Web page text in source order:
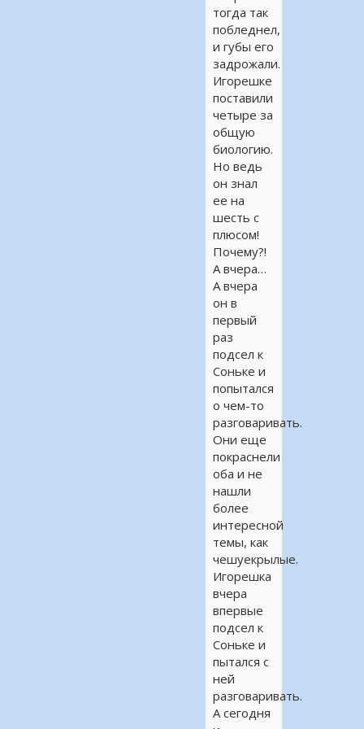
тогда так
побледнел,
и губы его
задрожали.
Игорешке
поставили
четыре за
общую
биологию.
Но ведь
он знал
ее на
шесть с
плюсом!
Почему?!
А вчера…
А вчера
он в
первый
раз
подсел к
Соньке и
попытался
о чем-то
разговаривать.
Они еще
покраснели
оба и не
нашли
более
интересной
темы, как
чешуекрылые.
Игорешка
вчера
впервые
подсел к
Соньке и
пытался с
ней
разговаривать.
А сегодня